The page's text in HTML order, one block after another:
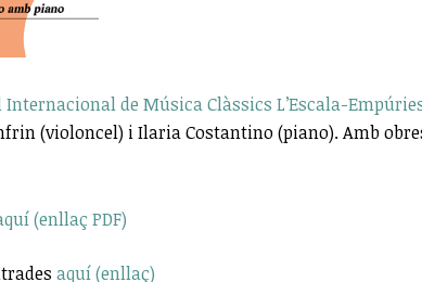
Internacional de Música Clàssics L’Escala-
(violoncel) i Ilaria Costantino (piano). Amb
(enllaç PDF)
aquí (enllaç)